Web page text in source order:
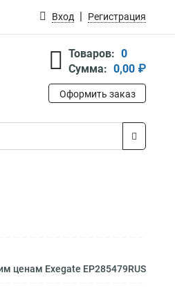
Вход Регистрация
Товаров: 0
Сумма: 0,00 ₽
Оформить заказ
ценам Exegate EP285479RUS